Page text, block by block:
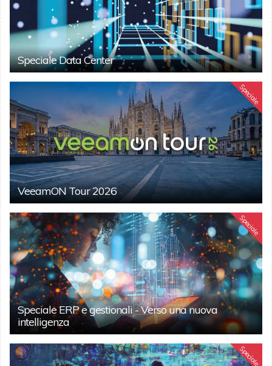
Speciale Data Center
Speciale
VeeamON Tour 2026
Speciale
Speciale ERP e gestionali - Verso una nuova
intelligenza
Speciale